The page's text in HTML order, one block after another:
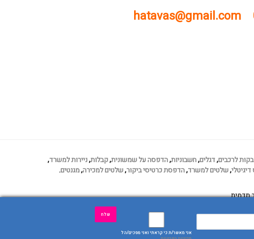
אני מאשר/ת כי קראתי ואני מסכים/ה ל
hatavas@gmail.com
לרכבים,דגלים,חשבוניות,הדפסה על שמשונית,קבלות,ניירות למשרד,
,שלטים למשרד,הדפסת כרטיסי ביקור,שלטים למכירה,מגנטים.
תדמית.